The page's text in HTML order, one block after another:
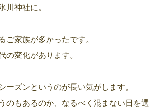
川神社に。
ご家族が多かったです。
の変化があります。
ーズンというのが長い気がします。
のもあるのか、なるべく混まない日を選